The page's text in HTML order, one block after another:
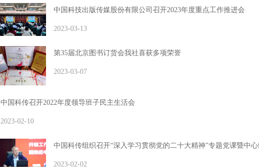
中国科技出版传媒股份有限公司召开2023年度重点工作推进会
2023-03-13
第35届北京图书订货会我社喜获多项荣誉
2023-03-07
中国科传召开2022年度领导班子民主生活会
2023-02-10
中国科传组织召开“深入学习贯彻党的二十大精神”专题党课暨中
2023-02-02